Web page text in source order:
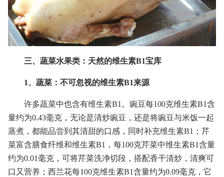
三、蔬菜水果类：天然的维生素B1宝库
1、蔬菜：不可忽视的维生素B1来源
许多蔬菜中也含有维生素B1。豌豆每100克维生素B1含
量约为0.43毫克，无论是清炒豌豆，还是将豌豆与米饭一起
蒸煮，都能品尝到其清甜的口感，同时补充维生素B1；芹
菜富含膳食纤维和维生素B1，每100克芹菜中维生素B1含量
约为0.01毫克，可将芹菜洗净切段，搭配香干清炒，清爽可
口又营养；西兰花每100克维生素B1含量约为0.09毫克，它